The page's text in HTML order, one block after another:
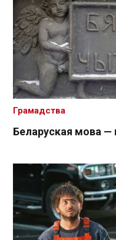
Беларуская мова —
Грамадства